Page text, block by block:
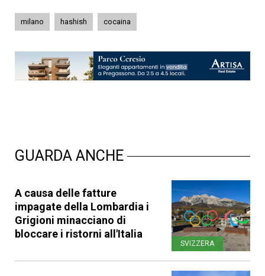
milano hashish cocaina
GUARDA ANCHE
A causa delle fatture
impagate della Lombardia i
Grigioni minacciano di
bloccare i ristorni all'Italia
SVIZZERA